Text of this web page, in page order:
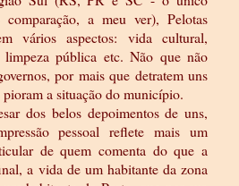
a meu ver), Pelotas
vários aspectos: vida cultural,
limpeza pública etc. Não que não
por mais que detratem uns
a situação do município.
dos belos depoimentos de uns,
pessoal reflete mais um
de quem comenta do que a
a vida de um habitante da zona